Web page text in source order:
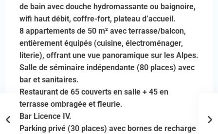
de bain avec douche hydromassante ou baignoire,
wifi haut débit, coffre-fort, plateau d’accueil.
8 appartements de 50 m² avec terrasse/balcon,
entièrement équipés (cuisine, électroménager,
literie), offrant une vue panoramique sur les Alpes.
Salle de séminaire indépendante (80 places) avec
bar et sanitaires.
Restaurant de 65 couverts en salle + 45 en
terrasse ombragée et fleurie.
Bar Licence IV.
Parking privé (30 places) avec bornes de recharge